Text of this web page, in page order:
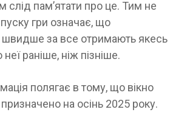
слід пам’ятати про це. Тим не
гри означає, що
за все отримають якесь
раніше, ніж пізніше.
полягає в тому, що вікно
на осінь 2025 року.